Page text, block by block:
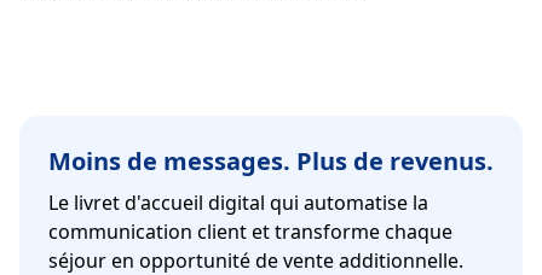
Moins de messages. Plus de revenus.
Le livret d'accueil digital qui automatise la
communication client et transforme chaque
séjour en opportunité de vente additionnelle.